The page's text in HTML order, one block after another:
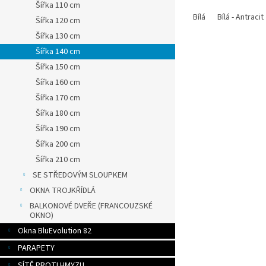
Šířka 110 cm
Šířka 120 cm
Šířka 130 cm
Šířka 140 cm
Šířka 150 cm
Šířka 160 cm
Šířka 170 cm
Šířka 180 cm
Šířka 190 cm
Šířka 200 cm
Šířka 210 cm
SE STŘEDOVÝM SLOUPKEM
OKNA TROJKŘÍDLÁ
BALKONOVÉ DVEŘE (FRANCOUZSKÉ
OKNO)
Okna BluEvolution 82
PARAPETY
Bílá Bílá - Antracit